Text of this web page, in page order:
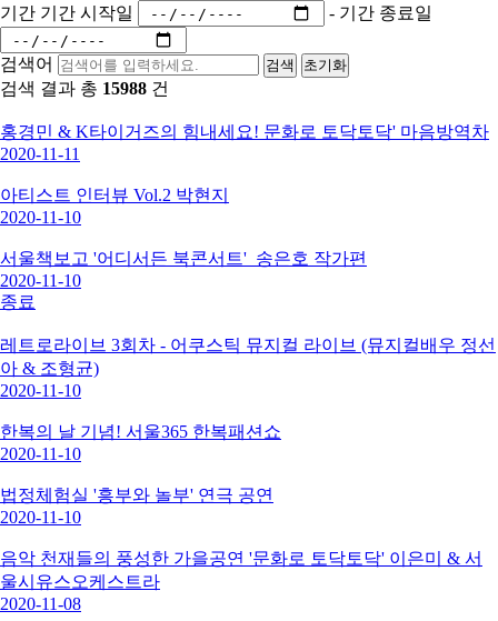
기간 기간 시작일 - 기간 종료일
검색어 검색 초기화
검색 결과 총 15988 건
홍경민 & K타이거즈의 힘내세요! 문화로 토닥토닥' 마음방역차
2020-11-11
아티스트 인터뷰 Vol.2 박현지
2020-11-10
서울책보고 '어디서든 북콘서트'_송은호 작가편
2020-11-10
종료
레트로라이브 3회차 - 어쿠스틱 뮤지컬 라이브 (뮤지컬배우 정선
아 & 조형균)
2020-11-10
한복의 날 기념! 서울365 한복패션쇼
2020-11-10
법정체험실 '흥부와 놀부' 연극 공연
2020-11-10
음악 천재들의 풍성한 가을공연 '문화로 토닥토닥' 이은미 & 서
울시유스오케스트라
2020-11-08